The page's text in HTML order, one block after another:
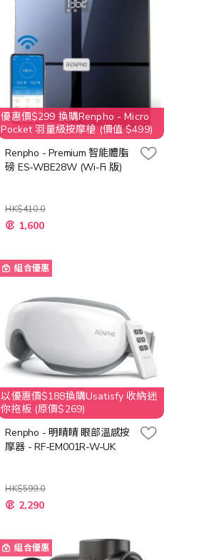
優惠價$299 換購Renpho - Micro
Pocket 羽量級按摩槍 (價值 $499)
Renpho - Premium 智能體脂
磅 ES-WBE28W (Wi-Fi 版)
HK$410.0
特
殊 1,600
組合優惠
以優惠價$188換購Usatisfy 收納迷
你拖板 (原價$269)
Renpho - 明睛睛 眼部溫感按
摩器 - RF-EM001R-W-UK
HK$599.0
特
殊 2,290
組合優惠